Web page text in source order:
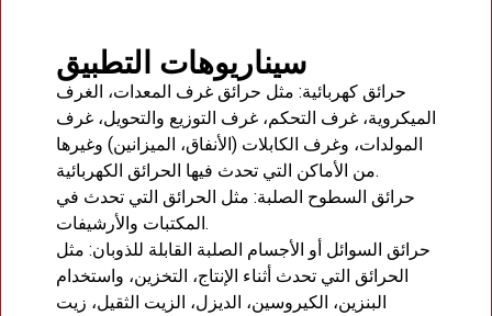
سيناريوهات التطبيق
حرائق كهربائية: مثل حرائق غرف المعدات، الغرف
الميكروية، غرف التحكم، غرف التوزيع والتحويل، غرف
المولدات، وغرف الكابلات (الأنفاق، الميزانين) وغيرها
من الأماكن التي تحدث فيها الحرائق الكهربائية.
حرائق السطوح الصلبة: مثل الحرائق التي تحدث في
المكتبات والأرشيفات.
حرائق السوائل أو الأجسام الصلبة القابلة للذوبان: مثل
الحرائق التي تحدث أثناء الإنتاج، التخزين، واستخدام
البنزين، الكيروسين، الديزل، الزيت الثقيل، زيت